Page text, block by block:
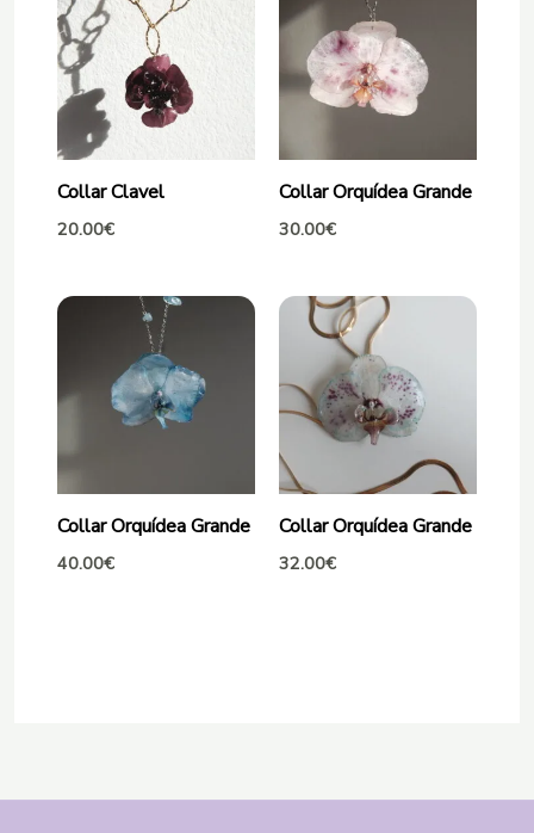
Collar Clavel
20.00€
Collar Orquídea Grande
30.00€
Collar Orquídea Grande
40.00€
Collar Orquídea Grande
32.00€